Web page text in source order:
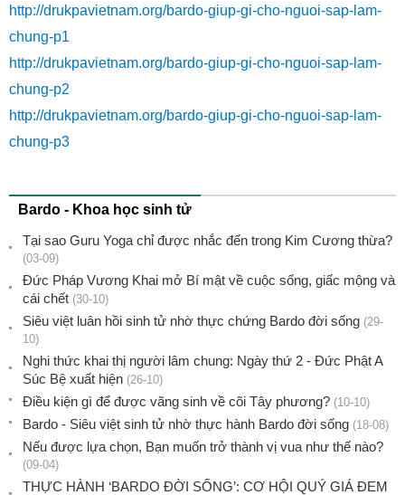
http://drukpavietnam.org/bardo-giup-gi-cho-nguoi-sap-lam-
chung-p1
http://drukpavietnam.org/bardo-giup-gi-cho-nguoi-sap-lam-
chung-p2
http://drukpavietnam.org/bardo-giup-gi-cho-nguoi-sap-lam-
chung-p3
Bardo - Khoa học sinh tử
Tại sao Guru Yoga chỉ được nhắc đến trong Kim Cương thừa?
(03-09)
Đức Pháp Vương Khai mở Bí mật về cuộc sống, giấc mộng và
cái chết (30-10)
Siêu việt luân hồi sinh tử nhờ thực chứng Bardo đời sống (29-
10)
Nghi thức khai thị người lâm chung: Ngày thứ 2 - Đức Phật A
Súc Bệ xuất hiện (26-10)
Điều kiện gì để được vãng sinh về cõi Tây phương? (10-10)
Bardo - Siêu việt sinh tử nhờ thực hành Bardo đời sống (18-08)
Nếu được lựa chọn, Bạn muốn trở thành vị vua như thế nào?
(09-04)
THỰC HÀNH ‘BARDO ĐỜI SỐNG’: CƠ HỘI QUÝ GIÁ ĐEM